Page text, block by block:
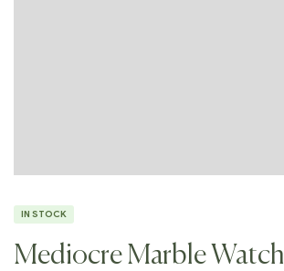
IN STOCK
Mediocre Marble Watch